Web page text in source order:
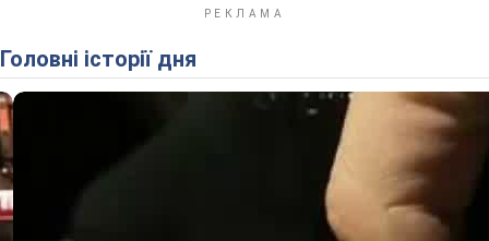
Головні історії дня